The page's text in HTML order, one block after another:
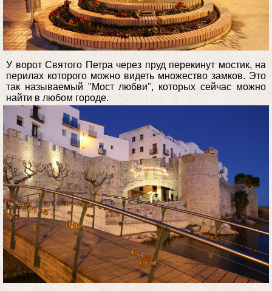
У ворот Святого Петра через пруд перекинут мостик, на
перилах которого можно видеть множество замков. Это
так называемый "Мост любви", которых сейчас можно
найти в любом городе.